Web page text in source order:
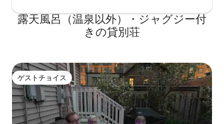
露天風呂（温泉以外）・ジャグジー付
きの貸別荘
ゲストチョイス
ゲストチョイス